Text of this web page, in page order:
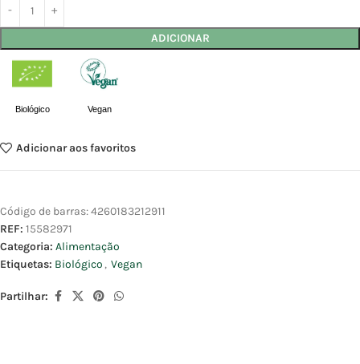
ADICIONAR
Biológico Vegan
Adicionar aos favoritos
Código de barras:4260183212911
REF: 15582971
Categoria: Alimentação
Etiquetas: Biológico , Vegan
Partilhar: